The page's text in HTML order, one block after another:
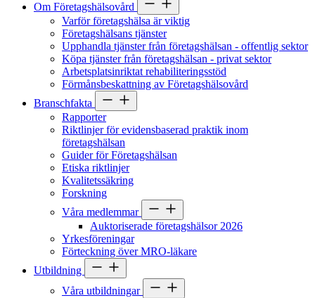
Om Företagshälsovård
Varför företagshälsa är viktig
Företagshälsans tjänster
Upphandla tjänster från företagshälsan - offentlig sektor
Köpa tjänster från företagshälsan - privat sektor
Arbetsplatsinriktat rehabiliteringsstöd
Förmånsbeskattning av Företagshälsovård
Branschfakta
Rapporter
Riktlinjer för evidensbaserad praktik inom
företagshälsan
Guider för Företagshälsan
Etiska riktlinjer
Kvalitetssäkring
Forskning
Våra medlemmar
Auktoriserade företagshälsor 2026
Yrkesföreningar
Förteckning över MRO-läkare
Utbildning
Våra utbildningar